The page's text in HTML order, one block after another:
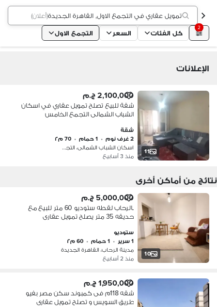
تمويل عقاري في التجمع الاول, القاهرة الجديدة(أعلان)
2
كل الفئات السعر التجمع الاول
الإعلانات
11
2,100,000 ج.م
شقة للبيع تصلح تمويل عقاري في اسكان
الشباب الشمالى التجمع الخامس
شقة
2 غرف نوم
• 1 حمام • 70 م٢
اسكان الشباب الشمالى، التجمع الاول
منذ 3 أسابيع
نتائج من أماكن أخرى
10
5,000,000 ج.م
بالرحاب لقطه ستوديو 60 متر للبيع مع
حديقه 35 متر يصلح تمويل عقارى
ستوديو
1 سرير
• 1 حمام • 60 م٢
مدينة الرحاب، القاهرة الجديدة
منذ 2 أسابيع
1,950,000 ج.م
شقه 118م فى كمبوند سكن مصر بفيو
طريق السويس و تصلح تمويل عقارى